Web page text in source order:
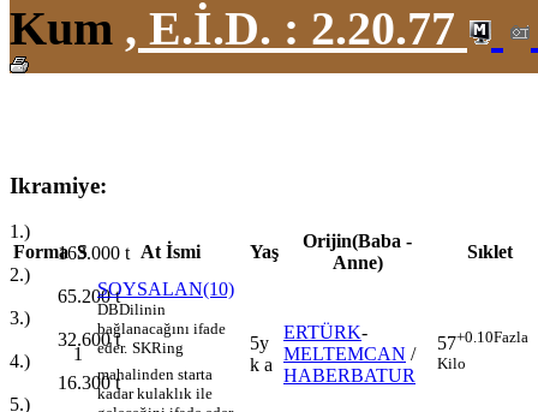
Kum , E.İ.D. : 2.20.77
Ikramiye:
1.)
163.000 t
2.)
65.200t
3.)
32.600t
4.)
16.300t
5.)
Forma S At İsmi Yaş
Orijin(Baba -
Anne)
Sıklet
1
SOYSALAN(10)
DBDilinin
bağlanacağını ifade
eder. SKRing
mahalinden starta
kadar kulaklık ile
5y
k a
ERTÜRK-
MELTEMCAN /
HABERBATUR
57+0.10Fazla
Kilo